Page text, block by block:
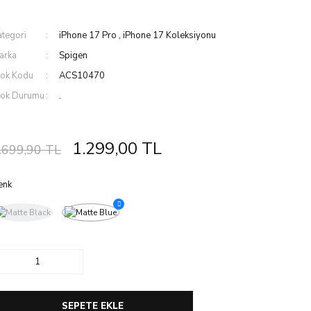
iPhone 17 Pro ,iPhone 17 Koleksiyonu
Spigen
Kodu
ACS10470
Durumu
.
TL 1.299,00 TL
SEPETE EKLE